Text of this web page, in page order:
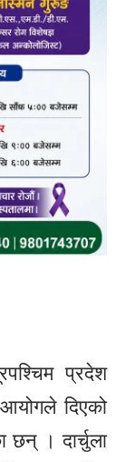
प्रदेश
दिएको
छन् । दार्चुला